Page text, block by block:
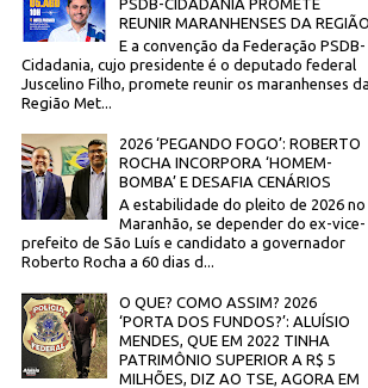
PSDB-CIDADANIA PROMETE
REUNIR MARANHENSES DA REGIÃO
E a convenção da Federação PSDB-
Cidadania, cujo presidente é o deputado federal
Juscelino Filho, promete reunir os maranhenses da
Região Met...
2026 ‘PEGANDO FOGO’: ROBERTO
ROCHA INCORPORA ‘HOMEM-
BOMBA’ E DESAFIA CENÁRIOS
A estabilidade do pleito de 2026 no
Maranhão, se depender do ex-vice-
prefeito de São Luís e candidato a governador
Roberto Rocha a 60 dias d...
O QUE? COMO ASSIM? 2026
‘PORTA DOS FUNDOS?’: ALUÍSIO
MENDES, QUE EM 2022 TINHA
PATRIMÔNIO SUPERIOR A R$ 5
MILHÕES, DIZ AO TSE, AGORA EM